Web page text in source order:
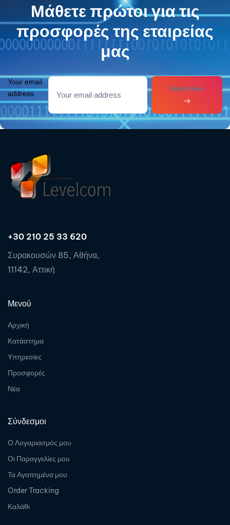
Μάθετε πρώτοι για τις
προσφορές της εταιρείας
μας
Your email
address
Subcribes
+30 210 25 33 620
Συρακουσών 85, Αθήνα,
11142, Αττική
Μενού
Αρχική
Κατάστημα
Υπηρεσίες
Προσφορές
Νέα
Σύνδεσμοι
Ο Λογαριασμός μου
Οι Παραγγελίες μου
Τα Αγαπημένα μου
Order Tracking
Καλάθι